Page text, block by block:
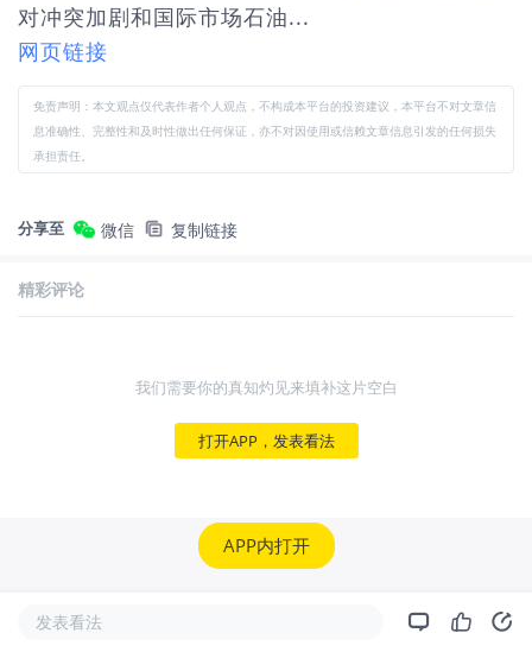
对冲突加剧和国际市场石油...
网页链接
免责声明：本文观点仅代表作者个人观点，不构成本平台的投资建议，本平台不对文章信
息准确性、完整性和及时性做出任何保证，亦不对因使用或信赖文章信息引发的任何损失
承担责任。
分享至 微信 复制链接
精彩评论
我们需要你的真知灼见来填补这片空白
打开APP，发表看法
APP内打开
发表看法